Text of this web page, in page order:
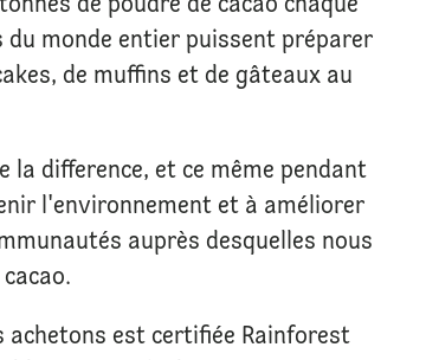
de poudre de cacao chaque
monde entier puissent préparer
de muffins et de gâteaux au
la difference, et ce même pendant
l'environnement et à améliorer
auprès desquelles nous
achetons est certifiée Rainforest